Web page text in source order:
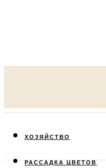
ХОЗЯЙСТВО
РАССАДКА ЦВЕТОВ